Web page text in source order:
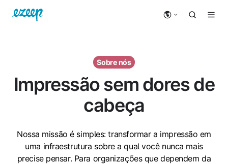
Sobre nós
Impressão sem dores de
cabeça
Nossa missão é simples: transformar a impressão em
uma infraestrutura sobre a qual você nunca mais
precise pensar. Para organizações que dependem da